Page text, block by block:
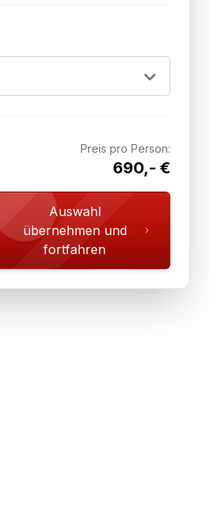
Preis pro Person:
690,- €
Auswahl
übernehmen und
fortfahren